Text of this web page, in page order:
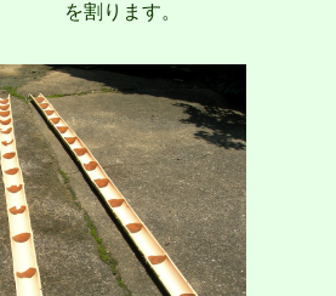
を割ります。